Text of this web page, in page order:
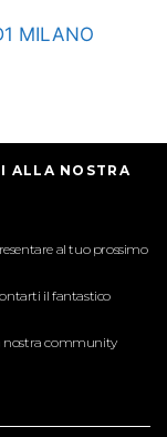
MILANO
ALLA NOSTRA
al tuo prossimo
il fantastico
nostra community